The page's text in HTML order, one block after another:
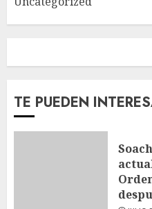
TE PUEDEN